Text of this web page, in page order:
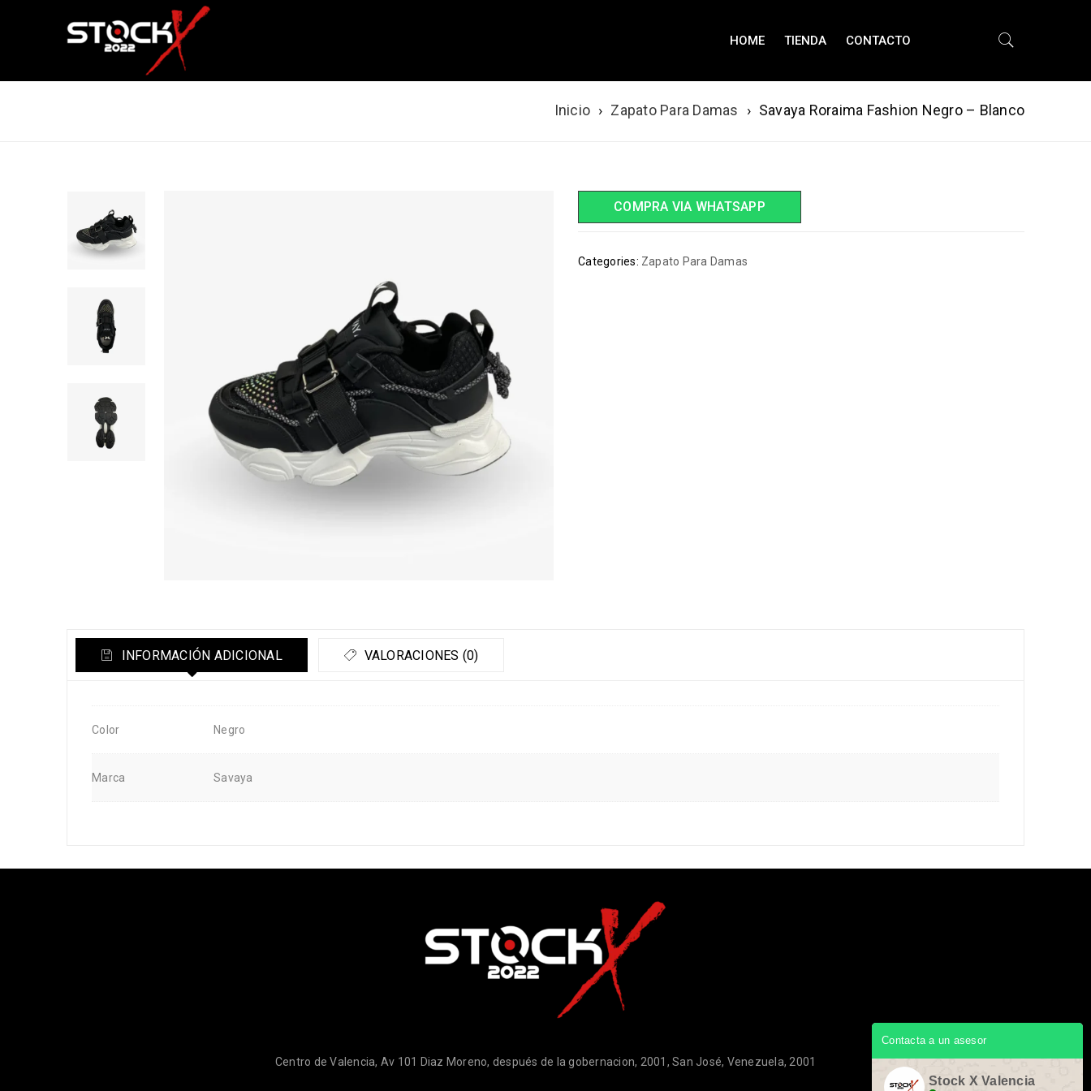
HOME TIENDA CONTACTO
Inicio › Zapato Para Damas › Savaya Roraima Fashion Negro – Blanco
COMPRA VIA WHATSAPP
Categories: Zapato Para Damas
INFORMACIÓN ADICIONAL VALORACIONES (0)
Color Negro
Marca Savaya
Centro de Valencia, Av 101 Diaz Moreno, después de la gobernacion, 2001, San José, Venezuela, 2001
Contacta a un asesor
Stock X Valencia